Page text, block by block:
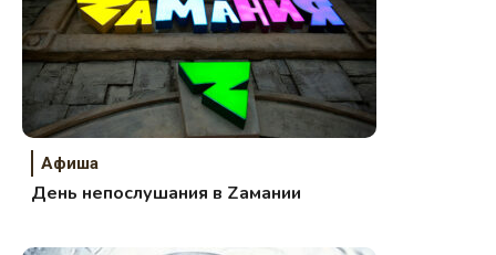
Афиша
День непослушания в Zамании